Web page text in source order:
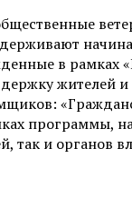
в рамках
жителей и
программы,
так и органов